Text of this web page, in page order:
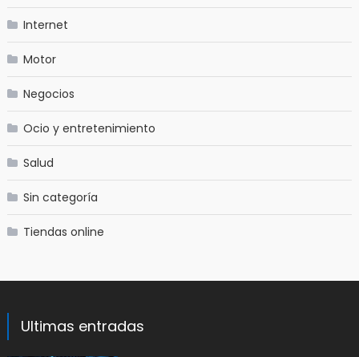
Internet
Motor
Negocios
Ocio y entretenimiento
Salud
Sin categoría
Tiendas online
Ultimas entradas